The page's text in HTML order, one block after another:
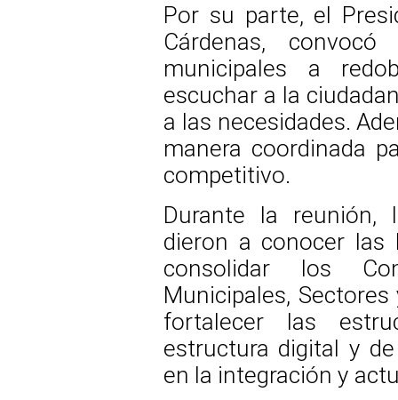
Por su parte, el
Cárdenas,
municipales a
escuchar a la
a las necesidades.
manera coordinada
competitivo.
Durante la reunión,
dieron a conocer las
consolidar los
Municipales,
fortalecer las
estructura digital y
en la integración y